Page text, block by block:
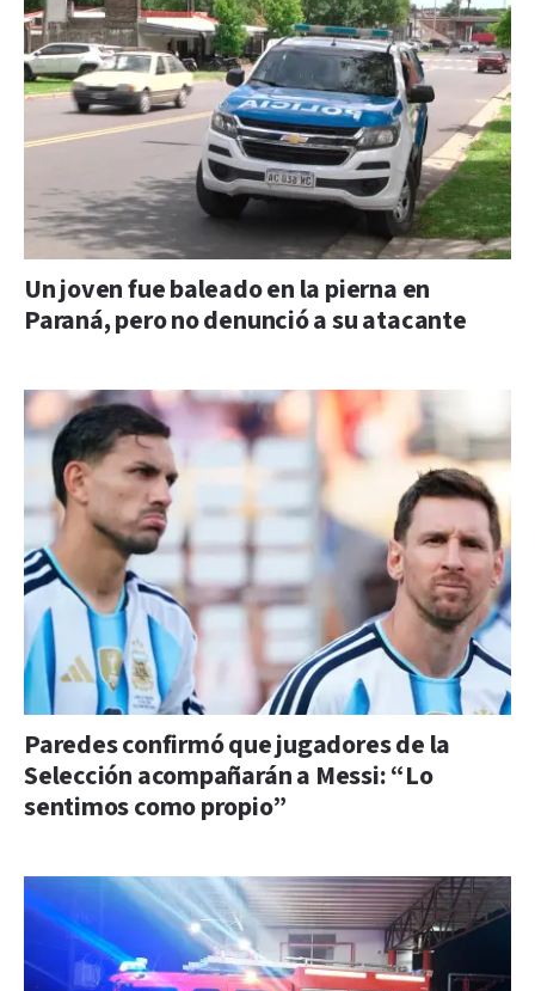
Un joven fue baleado en la pierna en
Paraná, pero no denunció a su atacante
Paredes confirmó que jugadores de la
Selección acompañarán a Messi: “Lo
sentimos como propio”